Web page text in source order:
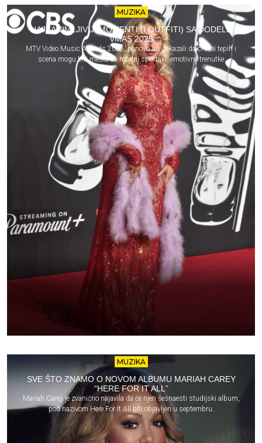
MUZIKA
NAJZANIMLJIVIJI MOMENTI (I OUTFITI) SA DODELE
VMAS 2025
MTV Video Music Awards 2025, ponovo su dokazali da crveni tepih i
scena mogu biti mesto za modni spektakl, emotivne trenutke
MUZIKA
SVE ŠTO ZNAMO O NOVOM ALBUMU MARIAH CAREY
“HERE FOR IT ALL”
Mariah Carey je zvanično najavila da će njen šesnaesti studijski album,
pod nazivom Here For It All biti objavljen u septembru.